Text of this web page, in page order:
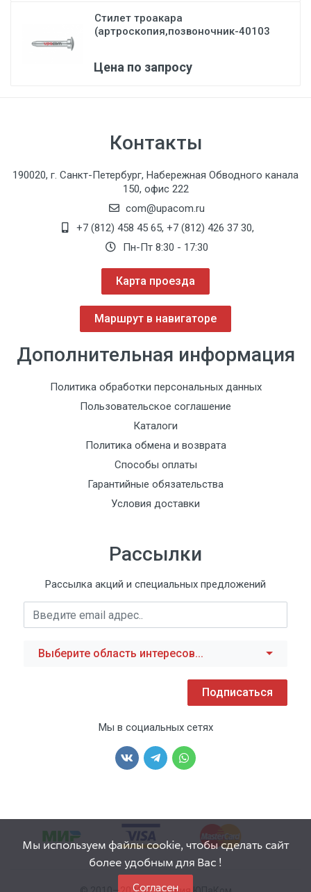
Стилет троакара
(артроскопия,позвоночник-40103
Цена по запросу
длина 13,5 см
Контакты
190020, г. Санкт-Петербург, Набережная Обводного канала
150, офис 222
com@upacom.ru
+7 (812) 458 45 65, +7 (812) 426 37 30,
Пн-Пт 8:30 - 17:30
Карта проезда
Маршрут в навигаторе
Дополнительная информация
Политика обработки персональных данных
Пользовательское соглашение
Каталоги
Политика обмена и возврата
Способы оплаты
Гарантийные обязательства
Условия доставки
Рассылки
Рассылка акций и специальных предложений
Выберите область интересов...
Подписаться
Мы в социальных сетях
Мы используем файлы cookie, чтобы сделать сайт
более удобным для Вас !
Согласен